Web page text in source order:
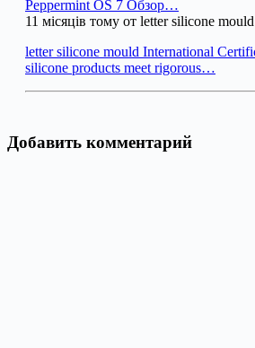
Peppermint OS 7 Обзор…
11 місяців тому от letter silicone mould
letter silicone mould International
silicone products meet rigorous…
Добавить комментарий